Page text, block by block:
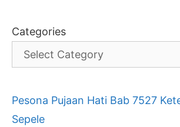
Categories
Pesona Pujaan Hati Bab 7527
Sepele